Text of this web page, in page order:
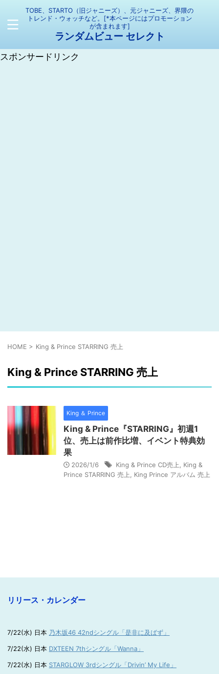
TOBE、STARTO（旧ジャニーズ）、元ジャニーズ、界隈の
トレンド・ウォッチなど。[*本ページにはプロモーション
が含まれます]
ランダムビュー セレクト
スポンサードリンク
HOME > King & Prince STARRING 売上
King & Prince STARRING 売上
King ＆ Prince
King & Prince『STARRING』初週1
位、売上は前作比増、イベント特典効
果
2026/1/6 King & Prince CD売上
King &
Prince STARRING 売上
King Prince アルバム 売上
リリース・カレンダー
7/22(水) 日本 乃木坂46 42ndシングル「是非に及ばず」
7/22(水) 日本 DXTEEN 7thシングル「Wanna」
7/22(水) 日本 STARGLOW 3rdシングル「Drivin’ My Life」